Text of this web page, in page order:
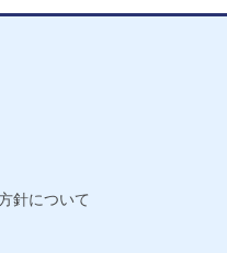
針について